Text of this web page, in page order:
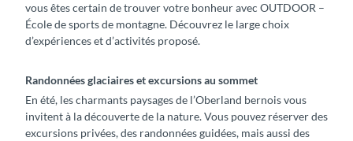
vous êtes certain de trouver votre bonheur avec OUTDOOR –
École de sports de montagne. Découvrez le large choix
d’expériences et d’activités proposé.
Randonnées glaciaires et excursions au sommet
En été, les charmants paysages de l’Oberland bernois vous
invitent à la découverte de la nature. Vous pouvez réserver des
excursions privées, des randonnées guidées, mais aussi des